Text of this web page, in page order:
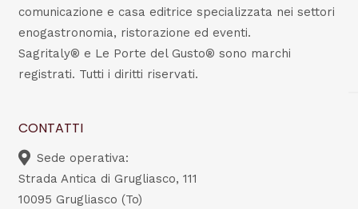
comunicazione e casa editrice specializzata nei settori
enogastronomia, ristorazione ed eventi.
Sagritaly® e Le Porte del Gusto® sono marchi
registrati. Tutti i diritti riservati.
CONTATTI
Sede operativa:
Strada Antica di Grugliasco, 111
10095 Grugliasco (To)